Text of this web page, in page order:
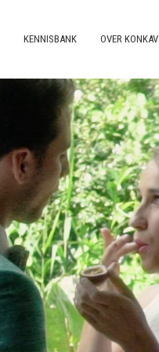
KENNISBANK OVER KONKAV